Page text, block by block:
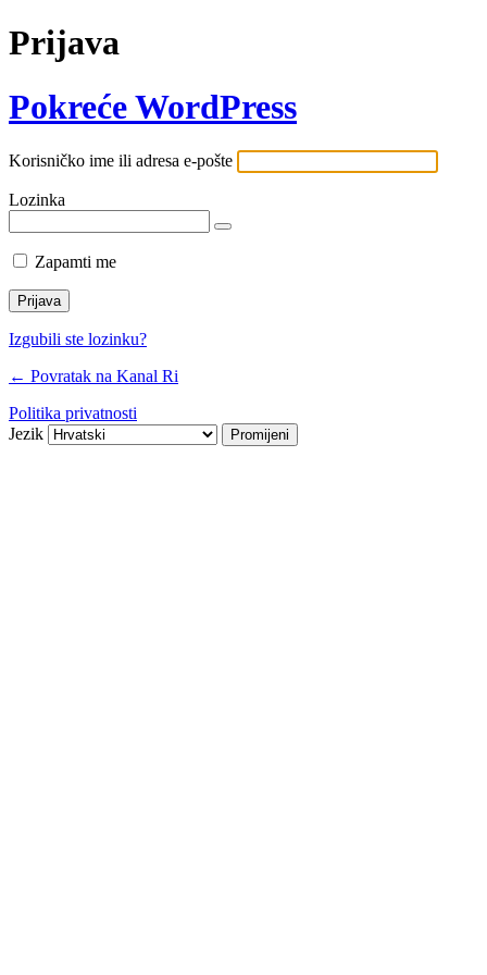
Prijava
Pokreće WordPress
Korisničko ime ili adresa e-pošte
Lozinka
Zapamti me
Izgubili ste lozinku?
← Povratak na Kanal Ri
Politika privatnosti
Jezik